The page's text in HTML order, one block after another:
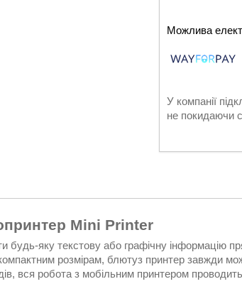
У компанії
не покидаючи
Mini Printer
яку текстову або графічну інформацію
розмірам, блютуз принтер завжди
вся робота з мобільним принтером